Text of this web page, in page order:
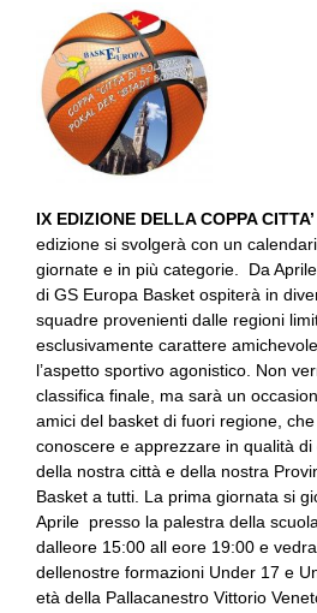
IX EDIZIONE DELLA COPPA
edizione si svolgerà con un
giornate e in più categorie. Da
di GS Europa Basket ospiterà in
squadre provenienti dalle regioni
esclusivamente carattere
l’aspetto sportivo agonistico. Non
classifica finale, ma sarà un
amici del basket di fuori regione,
conoscere e apprezzare in qualità
della nostra città e della nostra
Basket a tutti. La prima giornata si
Aprile presso la palestra della
dalleore 15:00 all eore 19:00 e
dellenostre formazioni Under 17 e
età della Pallacanestro Vittorio